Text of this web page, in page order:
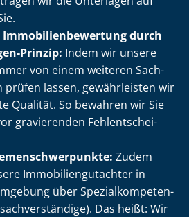
Im­mo­bi­li­en­be­wer­tung durch
Prinzip: Indem wir unsere
von einem weiteren Sach­
prüfen lassen, gewährleisten wir
Qualität. So bewahren wir Sie
gravierenden Fehl­ent­schei­
Zudem
Im­mo­bi­li­en­gut­ach­ter in
über Spe­zi­al­kom­pe­ten­
Das heißt: Wir